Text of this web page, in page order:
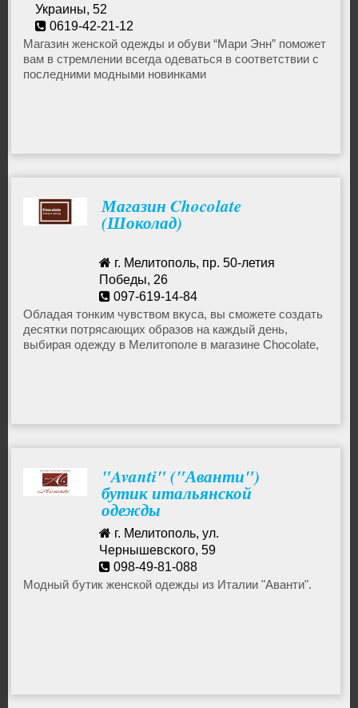
Украины, 52
0619-42-21-12
raduga-ua67@mail.ru
Магазин женской одежды и обуви “Мари Энн” поможет
вам в стремлении всегда одеваться в соответствии с
последними модными новинками
Магазин Chocolate
(Шоколад)
г. Мелитополь, пр. 50-летия
Победы, 26
097-619-14-84
ita.nika@mail.ru
Обладая тонким чувством вкуса, вы сможете создать
десятки потрясающих образов на каждый день,
выбирая одежду в Мелитополе в магазине Chocolate,
"Avanti" ("Аванти")
бутик итальянской
одежды
г. Мелитополь, ул.
Чернышевского, 59
098-49-81-088
Модный бутик женской одежды из Италии "Аванти".